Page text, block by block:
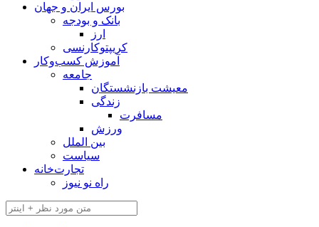
بورس ایران و جهان
بانک و بودجه
ارز
کریپتوکارنسی
آموزش کسب‌وکار
جامعه
معیشت بازنشستگان
زندگی
مسافرت
ورزش
بین الملل
سیاست
تجارت‌خانه
راه نو نیوز